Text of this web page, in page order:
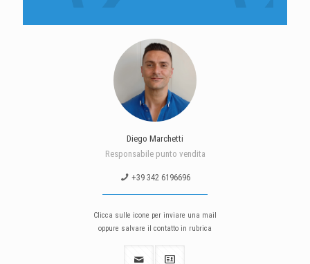
Diego Marchetti
Responsabile punto vendita
+39 342 6196696
Clicca sulle icone per inviare una mail
oppure salvare il contatto in rubrica